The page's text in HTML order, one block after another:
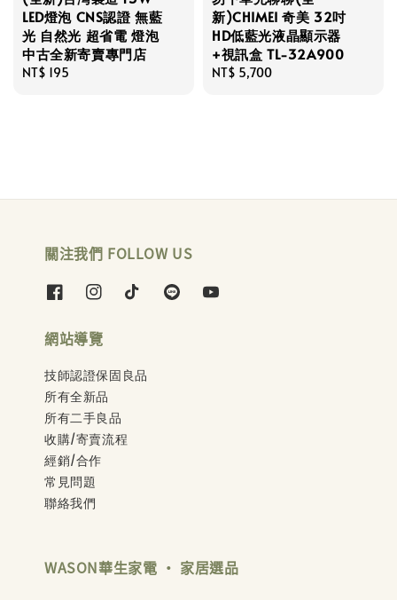
LED燈泡 CNS認證 無藍
光 自然光 超省電 燈泡
中古全新寄賣專門店
Regular
NT$ 195
新)CHIMEI 奇美 32吋
HD低藍光液晶顯示器
+視訊盒 TL-32A900
Regular
NT$ 5,700
關注我們 FOLLOW US
網站導覽
技師認證保固良品
所有全新品
所有二手良品
收購/寄賣流程
經銷/合作
常見問題
聯絡我們
WASON華生家電 ‧ 家居選品